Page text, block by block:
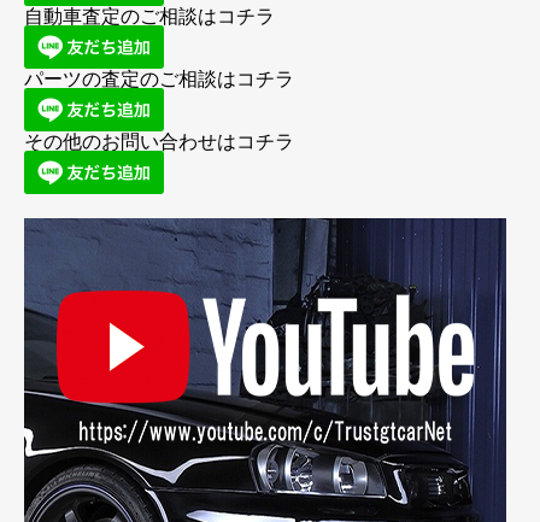
自動車査定のご相談はコチラ
パーツの査定のご相談はコチラ
その他のお問い合わせはコチラ